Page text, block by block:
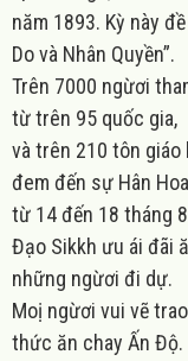
năm 1893. Kỳ này
Do và Nhân Quyền”.
Trên 7000 ngừơi
từ trên 95 quốc gia,
và trên 210 tôn giáo
đem đến sự Hân
từ 14đến 18 tháng
Đạo Sikkh ưu ái đãi
những ngừơi đi dự.
Moị ngừơi vui vẽ
thức ăn chay Ấn Độ.